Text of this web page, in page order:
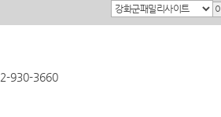
930-3660